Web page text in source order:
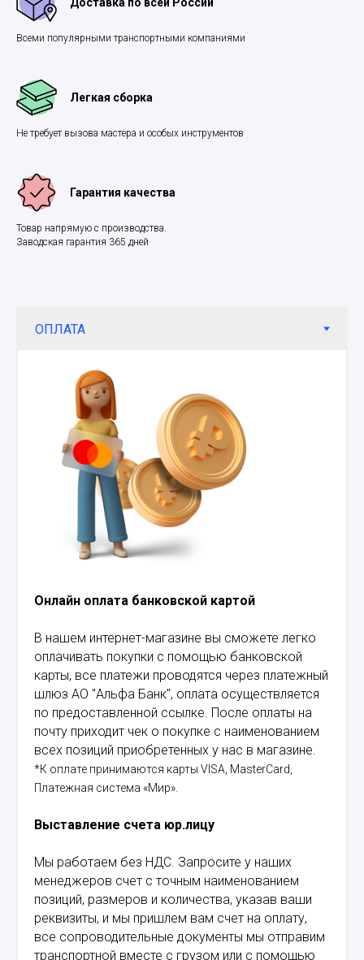
Всеми популярными транспортными компаниями
Легкая сборка
Не требует вызова мастера и особых инструментов
Гарантия качества
Товар напрямую с производства.
Заводская гарантия 365 дней
Онлайн оплата банковской картой
В нашем интернет-магазине вы сможете легко
оплачивать покупки с помощью банковской
карты, все платежи проводятся через платежный
шлюз АО "Альфа Банк", оплата осуществляется
по предоставленной ссылке. После оплаты на
почту приходит чек о покупке с наименованием
всех позиций приобретенных у нас в магазине.
*К оплате принимаются карты VISA, MasterCard,
Платежная система «Мир».
Выставление счета юр.лицу
Мы работаем без НДС. Запросите у наших
менеджеров счет с точным наименованием
позиций, размеров и количества, указав ваши
реквизиты, и мы пришлем вам счет на оплату,
все сопроводительные документы мы отправим
транспортной вместе с грузом или с помощью